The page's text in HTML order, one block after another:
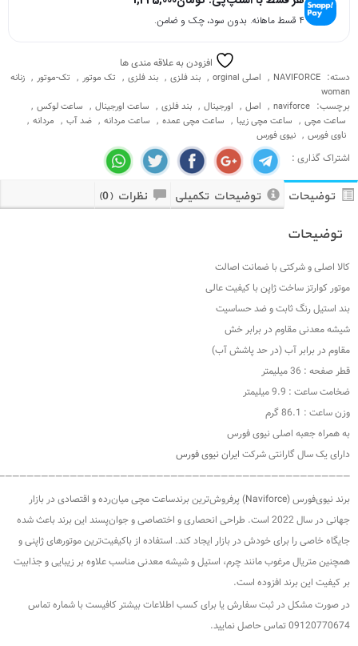
افزودن به علاقه مندی ها
, اصلی orginal , بند فلزی , بند فلزی , تک موتور , تک-موتور , زنانه
, اصل اورجینال بند فلزی , ساعت اورجینال , ساعت لوکس ,
مچی زیبا , ساعت مچی عمده , ساعت مردانه , ضد آب , مردانه
فورس
توضیحات تکمیلی نظرات (0)
با ضمانت اصالت
ژاپن با کیفیت عالی
و ضد حساسیت
در برابر خش
(در حد پاشش آب)
نیوی فورس
شرکتایران نیوی فورس
)‏ پرفروش‌ترین برندساعت مچی میان‌رده و اقتصادی در بازار
جهانی در سال 2022 است‏.‏ طراحی انحصاری و اختصاصی و جوان‌پسند این برند باعث شده
خودش در بازار ایجاد کند‏.‏ استفاده از با‌کیفیت‌ترین موتور‌های ژاپنی و
مانند چرم، استیل و شیشه معدنی مناسب علاوه بر زیبایی و جذابیت
افزوده است‏.
ثبت سفارش یا برای کسب اطلاعات بیشتر کافیست با شماره تماس